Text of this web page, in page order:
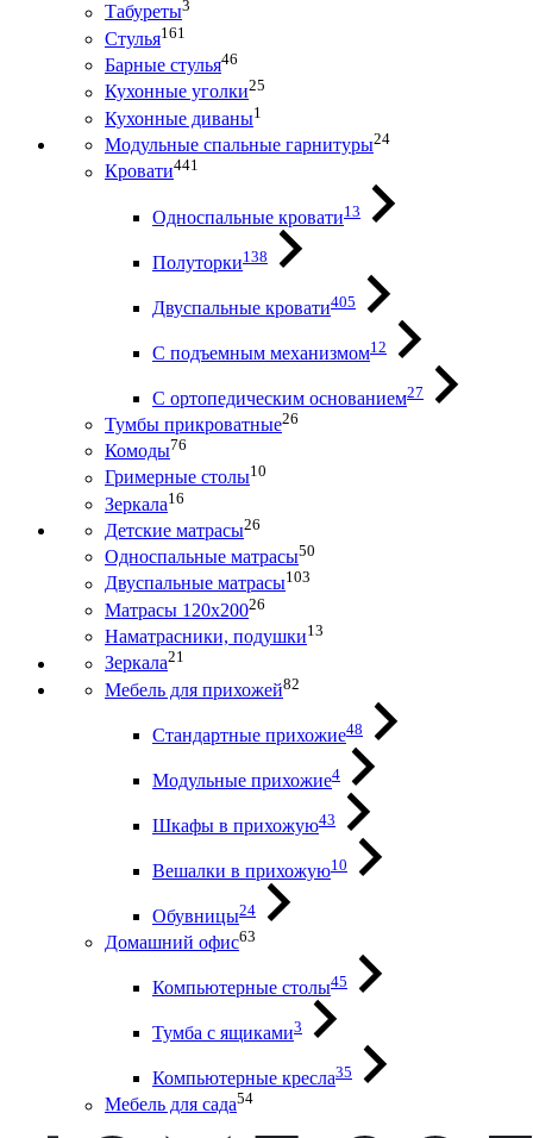
Табуреты3
Стулья161
Барные стулья46
Кухонные уголки25
Кухонные диваны1
Модульные спальные гарнитуры24
Кровати441
Односпальные кровати13
Полуторки138
Двуспальные кровати405
С подъемным механизмом12
С ортопедическим основанием27
Тумбы прикроватные26
Комоды76
Гримерные столы10
Зеркала16
Детские матрасы26
Односпальные матрасы50
Двуспальные матрасы103
Матрасы 120х20026
Наматрасники, подушки13
Зеркала21
Мебель для прихожей82
Стандартные прихожие48
Модульные прихожие4
Шкафы в прихожую43
Вешалки в прихожую10
Обувницы24
Домашний офис63
Компьютерные столы45
Тумба с ящиками3
Компьютерные кресла35
Мебель для сада54